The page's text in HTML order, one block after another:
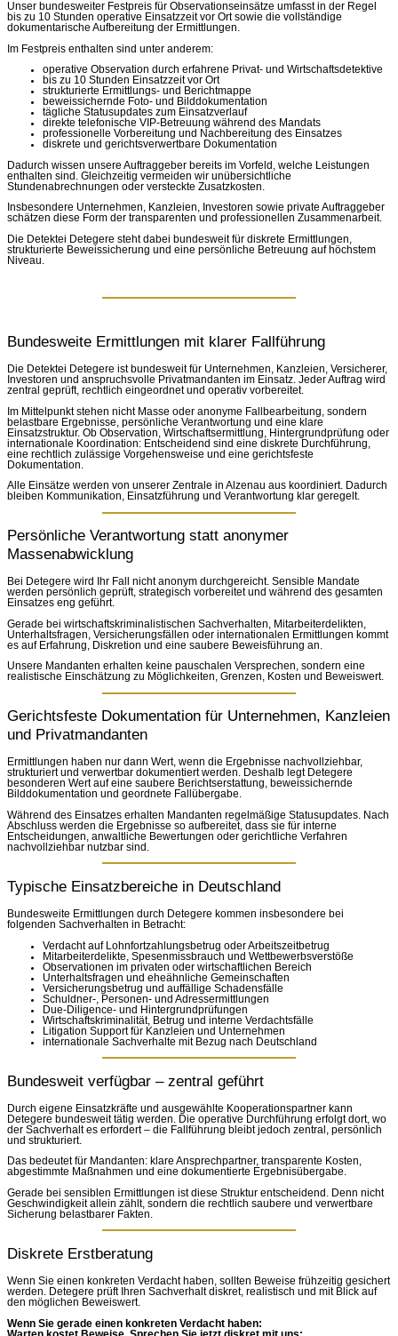
Unser bundesweiter Festpreis für Observationseinsätze umfasst in der Regel
bis zu 10 Stunden operative Einsatzzeit vor Ort sowie die vollständige
dokumentarische Aufbereitung der Ermittlungen.
Im Festpreis enthalten sind unter anderem:
operative Observation durch erfahrene Privat- und Wirtschaftsdetektive
bis zu 10 Stunden Einsatzzeit vor Ort
strukturierte Ermittlungs- und Berichtmappe
beweissichernde Foto- und Bilddokumentation
tägliche Statusupdates zum Einsatzverlauf
direkte telefonische VIP-Betreuung während des Mandats
professionelle Vorbereitung und Nachbereitung des Einsatzes
diskrete und gerichtsverwertbare Dokumentation
Dadurch wissen unsere Auftraggeber bereits im Vorfeld, welche Leistungen
enthalten sind. Gleichzeitig vermeiden wir unübersichtliche
Stundenabrechnungen oder versteckte Zusatzkosten.
Insbesondere Unternehmen, Kanzleien, Investoren sowie private Auftraggeber
schätzen diese Form der transparenten und professionellen Zusammenarbeit.
Die Detektei Detegere steht dabei bundesweit für diskrete Ermittlungen,
strukturierte Beweissicherung und eine persönliche Betreuung auf höchstem
Niveau.
Bundesweite Ermittlungen mit klarer Fallführung
Die Detektei Detegere ist bundesweit für Unternehmen, Kanzleien, Versicherer,
Investoren und anspruchsvolle Privatmandanten im Einsatz. Jeder Auftrag wird
zentral geprüft, rechtlich eingeordnet und operativ vorbereitet.
Im Mittelpunkt stehen nicht Masse oder anonyme Fallbearbeitung, sondern
belastbare Ergebnisse, persönliche Verantwortung und eine klare
Einsatzstruktur. Ob Observation, Wirtschaftsermittlung, Hintergrundprüfung oder
internationale Koordination: Entscheidend sind eine diskrete Durchführung,
eine rechtlich zulässige Vorgehensweise und eine gerichtsfeste
Dokumentation.
Alle Einsätze werden von unserer Zentrale in Alzenau aus koordiniert. Dadurch
bleiben Kommunikation, Einsatzführung und Verantwortung klar geregelt.
Persönliche Verantwortung statt anonymer
Massenabwicklung
Bei Detegere wird Ihr Fall nicht anonym durchgereicht. Sensible Mandate
werden persönlich geprüft, strategisch vorbereitet und während des gesamten
Einsatzes eng geführt.
Gerade bei wirtschaftskriminalistischen Sachverhalten, Mitarbeiterdelikten,
Unterhaltsfragen, Versicherungsfällen oder internationalen Ermittlungen kommt
es auf Erfahrung, Diskretion und eine saubere Beweisführung an.
Unsere Mandanten erhalten keine pauschalen Versprechen, sondern eine
realistische Einschätzung zu Möglichkeiten, Grenzen, Kosten und Beweiswert.
Gerichtsfeste Dokumentation für Unternehmen, Kanzleien
und Privatmandanten
Ermittlungen haben nur dann Wert, wenn die Ergebnisse nachvollziehbar,
strukturiert und verwertbar dokumentiert werden. Deshalb legt Detegere
besonderen Wert auf eine saubere Berichtserstattung, beweissichernde
Bilddokumentation und geordnete Fallübergabe.
Während des Einsatzes erhalten Mandanten regelmäßige Statusupdates. Nach
Abschluss werden die Ergebnisse so aufbereitet, dass sie für interne
Entscheidungen, anwaltliche Bewertungen oder gerichtliche Verfahren
nachvollziehbar nutzbar sind.
Typische Einsatzbereiche in Deutschland
Bundesweite Ermittlungen durch Detegere kommen insbesondere bei
folgenden Sachverhalten in Betracht:
Verdacht auf Lohnfortzahlungsbetrug oder Arbeitszeitbetrug
Mitarbeiterdelikte, Spesenmissbrauch und Wettbewerbsverstöße
Observationen im privaten oder wirtschaftlichen Bereich
Unterhaltsfragen und eheähnliche Gemeinschaften
Versicherungsbetrug und auffällige Schadensfälle
Schuldner-, Personen- und Adressermittlungen
Due-Diligence- und Hintergrundprüfungen
Wirtschaftskriminalität, Betrug und interne Verdachtsfälle
Litigation Support für Kanzleien und Unternehmen
internationale Sachverhalte mit Bezug nach Deutschland
Bundesweit verfügbar – zentral geführt
Durch eigene Einsatzkräfte und ausgewählte Kooperationspartner kann
Detegere bundesweit tätig werden. Die operative Durchführung erfolgt dort, wo
der Sachverhalt es erfordert – die Fallführung bleibt jedoch zentral, persönlich
und strukturiert.
Das bedeutet für Mandanten: klare Ansprechpartner, transparente Kosten,
abgestimmte Maßnahmen und eine dokumentierte Ergebnisübergabe.
Gerade bei sensiblen Ermittlungen ist diese Struktur entscheidend. Denn nicht
Geschwindigkeit allein zählt, sondern die rechtlich saubere und verwertbare
Sicherung belastbarer Fakten.
Diskrete Erstberatung
Wenn Sie einen konkreten Verdacht haben, sollten Beweise frühzeitig gesichert
werden. Detegere prüft Ihren Sachverhalt diskret, realistisch und mit Blick auf
den möglichen Beweiswert.
Wenn Sie gerade einen konkreten Verdacht haben:
Warten kostet Beweise. Sprechen Sie jetzt diskret mit uns: